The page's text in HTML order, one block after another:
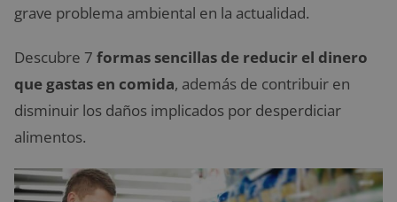
grave problema ambiental en la actualidad.
Descubre 7 formas sencillas de reducir el dinero
que gastas en comida, además de contribuir en
disminuir los daños implicados por desperdiciar
alimentos.